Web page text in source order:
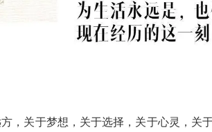
，关于梦想，关于选择，关于心灵，关